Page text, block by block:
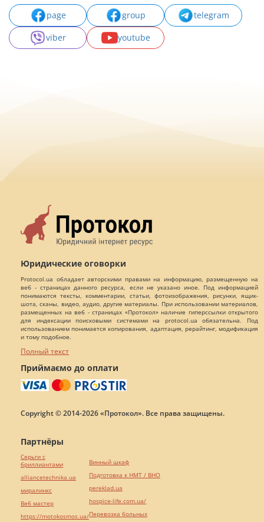
page group
telegram
viber
youtube
Юридические оговорки
Protocol.ua обладает авторскими правами на информацию, размещенную на
веб - страницах данного ресурса, если не указано иное. Под информацией
понимаются тексты, комментарии, статьи, фотоизображения, рисунки, ящик-
шота, сканы, видео, аудио, другие материалы. При использовании материалов,
размещенных на веб - страницах «Протокол» наличие гиперссылки открытого
для индексации поисковыми системами на protocol.ua обязательна. Под
использованием понимается копирования, адаптация, рерайтинг, модификация
и тому подобное.
Полный текст
Приймаємо до оплати
Copyright © 2014-2026 «Протокол». Все права защищены.
Партнёры
Серьги с
бриллиантами
alliancetechnika.ua
миралинкс
Веб мастер
https://motokosmos.ua/
Винный шкаф
Подготовка к НМТ / ВНО
pereklad.ua
hospice-life.com.ua/
Перевозка больных